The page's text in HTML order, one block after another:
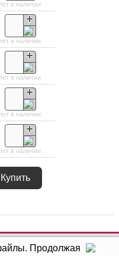
в наличии
в наличии
в наличии
в наличии
в наличии
Купить
Продолжая